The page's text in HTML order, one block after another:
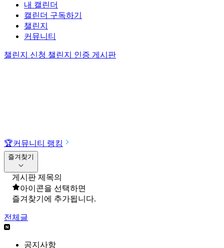
내 캘린더
캘린더 구독하기
챌린지
커뮤니티
챌린지 신청 챌린지 인증 게시판
🏆커뮤니티 랭킹
즐겨찾기
게시판 제목의
아이콘을 선택하면
즐겨찾기에 추가됩니다.
전체글
공지사항